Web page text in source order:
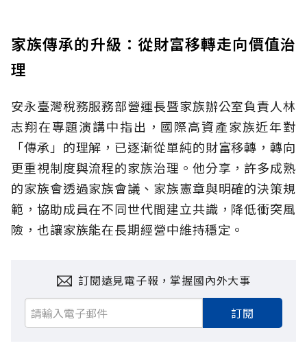
家族傳承的升級：從財富移轉走向價值治
理
安永臺灣稅務服務部營運長暨家族辦公室負責人林
志翔在專題演講中指出，國際高資產家族近年對
「傳承」的理解，已逐漸從單純的財富移轉，轉向
更重視制度與流程的家族治理。他分享，許多成熟
的家族會透過家族會議、家族憲章與明確的決策規
範，協助成員在不同世代間建立共識，降低衝突風
險，也讓家族能在長期經營中維持穩定。
訂閱遠見電子報，掌握國內外大事
訂閱